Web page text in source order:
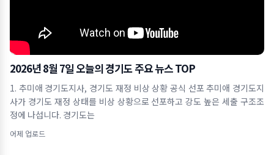
2026년 8월 7일 오늘의 경기도 주요 뉴스 TOP
1. 추미애 경기도지사, 경기도 재정 비상 상황 공식 선포 추미애 경기도지
사가 경기도 재정 상태를 비상 상황으로 선포하고 강도 높은 세출 구조조
정에 나섭니다. 경기도는
어제 업로드